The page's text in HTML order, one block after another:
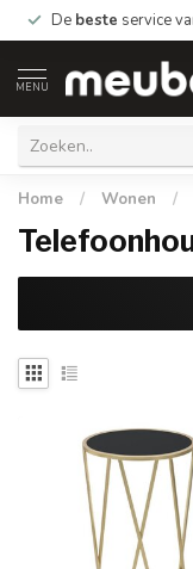
De beste service
MENU
Home / Wonen /